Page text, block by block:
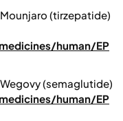
Mounjaro (tirzepatide)
human/EP
Wegovy (semaglutide)
human/EP